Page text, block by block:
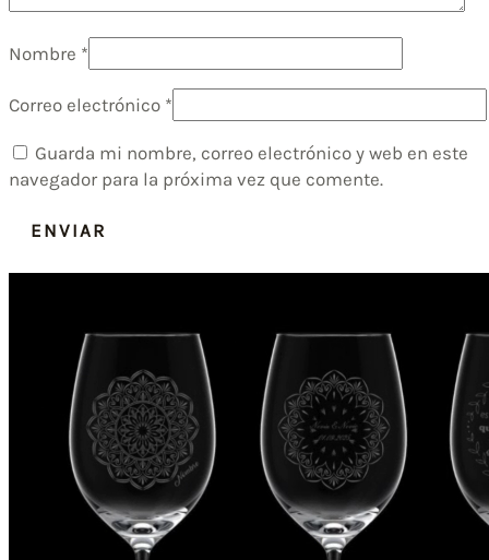
Nombre *
Correo electrónico *
Guarda mi nombre, correo electrónico y web en este
navegador para la próxima vez que comente.